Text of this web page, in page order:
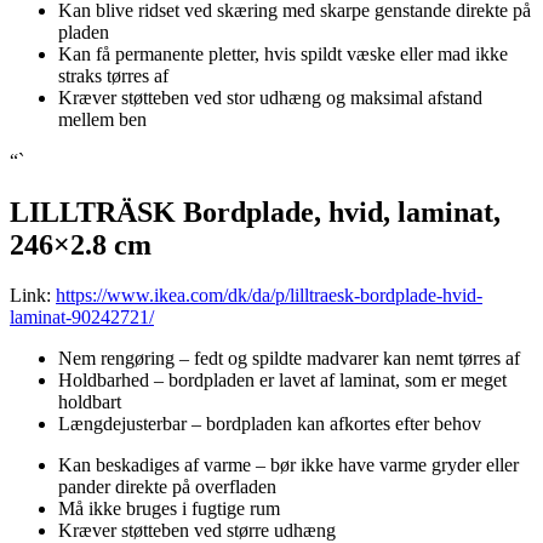
Kan blive ridset ved skæring med skarpe genstande direkte på
pladen
Kan få permanente pletter, hvis spildt væske eller mad ikke
straks tørres af
Kræver støtteben ved stor udhæng og maksimal afstand
mellem ben
“`
LILLTRÄSK Bordplade, hvid, laminat,
246×2.8 cm
Link: https://www.ikea.com/dk/da/p/lilltraesk-bordplade-hvid-
laminat-90242721/
Nem rengøring – fedt og spildte madvarer kan nemt tørres af
Holdbarhed – bordpladen er lavet af laminat, som er meget
holdbart
Længdejusterbar – bordpladen kan afkortes efter behov
Kan beskadiges af varme – bør ikke have varme gryder eller
pander direkte på overfladen
Må ikke bruges i fugtige rum
Kræver støtteben ved større udhæng